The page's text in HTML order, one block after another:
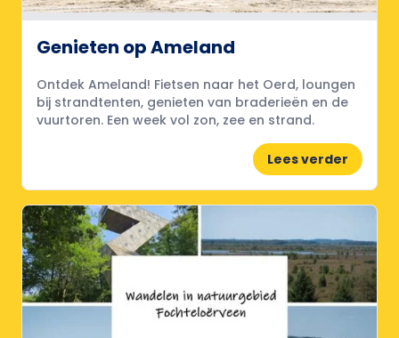
Genieten op Ameland
Ontdek Ameland! Fietsen naar het Oerd, loungen
bij strandtenten, genieten van braderieën en de
vuurtoren. Een week vol zon, zee en strand.
Lees verder